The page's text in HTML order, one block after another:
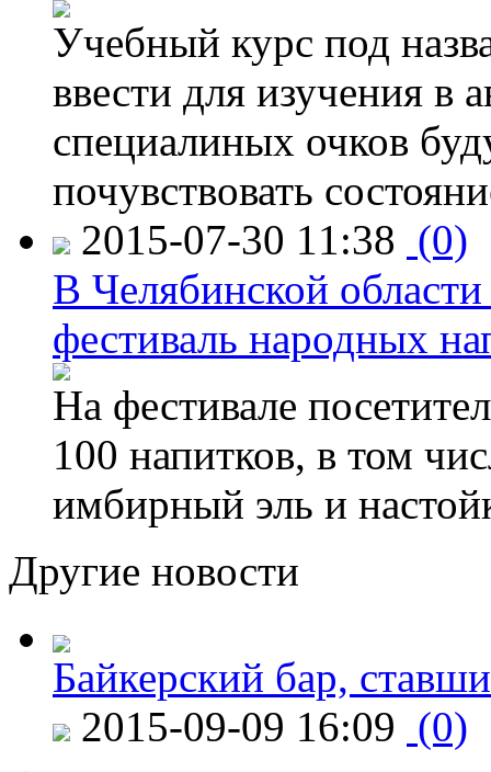
Учебный курс под
ввести для изучения
специалиных очков
почувствовать
2015-07-30 11:38 (0)
В Челябинской
фестиваль народных
На фестивале
100 напитков, в том
имбирный эль и
Другие новости
Байкерский бар,
2015-09-09 16:09 (0)